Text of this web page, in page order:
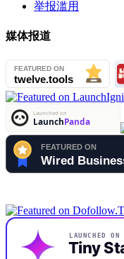
举报滥用
媒体报道